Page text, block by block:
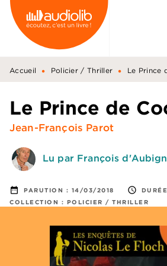
MENU RECHERCHE
PIED DE PAGE
Accueil • Policier / Thriller • Le Prince
Le Prince de
Jean-François Parot
Lu par François
date_range PARUTION : 14/03/2018 access_time
COLLECTION : POLICIER / THRILLER